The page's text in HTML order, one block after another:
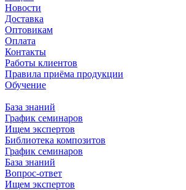
Новости
Доставка
Оптовикам
Оплата
Контакты
Работы клиентов
Правила приёма продукции
Обучение
База знаний
График семинаров
Ищем экспертов
Библиотека композитов
График семинаров
База знаний
Вопрос-ответ
Ищем экспертов